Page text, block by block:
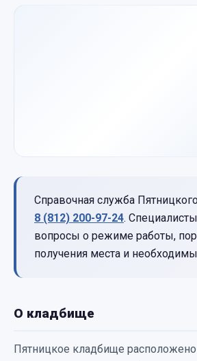
Справочная служба
8 (812) 200-97-24.
вопросы о режиме работы,
получения места и
О кладбище
Пятницкое кладбище